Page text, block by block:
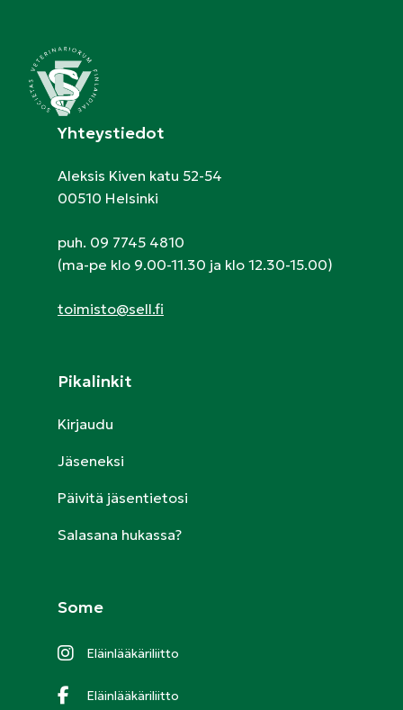
Yhteystiedot
Aleksis Kiven katu 52-54
00510 Helsinki
puh. 09 7745 4810
(ma-pe klo 9.00-11.30 ja klo 12.30-15.00)
toimisto@sell.fi
Pikalinkit
Kirjaudu
Jäseneksi
Päivitä jäsentietosi
Salasana hukassa?
Some
Eläinlääkäriliitto
Eläinlääkäriliitto